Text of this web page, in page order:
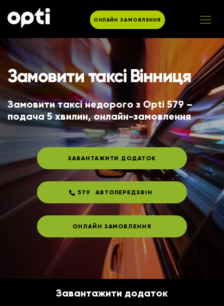
ОНЛАЙН ЗАМОВЛЕННЯ
Замовити таксі Вінниця
Замовити таксі недорого з Opti 579 –
подача 5 хвилин, онлайн-замовлення
ЗАВАНТАЖИТИ ДОДАТОК
579 АВТОПЕРЕДЗВІН
ОНЛАЙН ЗАМОВЛЕННЯ
Завантажити додаток